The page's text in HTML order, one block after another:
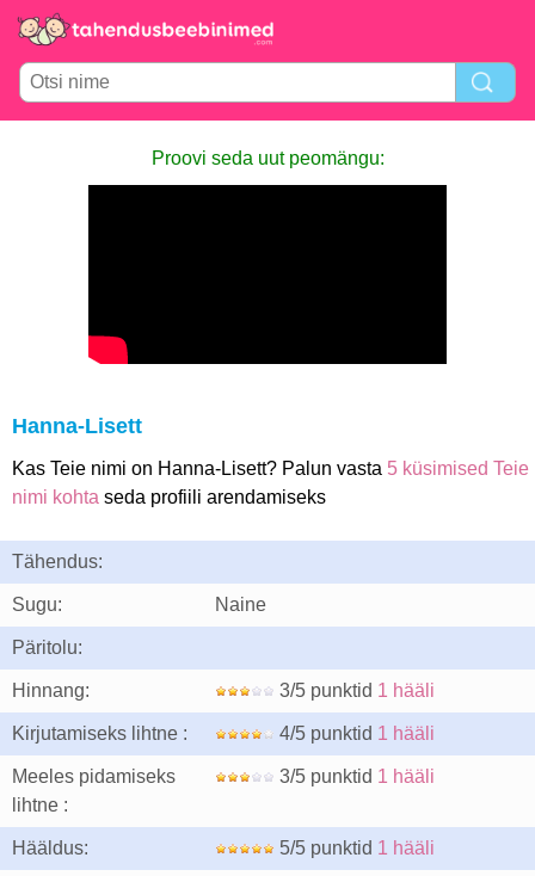
Proovi seda uut peomängu:
Hanna-Lisett
Kas Teie nimi on Hanna-Lisett? Palun vasta 5 küsimised Teie
nimi kohta seda profiili arendamiseks
Tähendus:
Sugu: Naine
Päritolu:
Hinnang: 3/5 punktid 1 hääli
Kirjutamiseks lihtne : 4/5 punktid 1 hääli
Meeles pidamiseks
lihtne :
3/5 punktid 1 hääli
Hääldus: 5/5 punktid 1 hääli